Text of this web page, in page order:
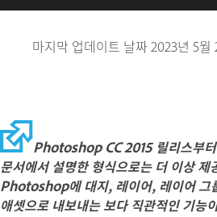
마지막 업데이트 날짜2023년 5월
Photoshop CC 2015 릴리스부
문서에서 설명한 형식으로는 더 이상 제
Photoshop에 대지, 레이어, 레이어 그
애셋으로 내보내는 보다 직관적인 기능